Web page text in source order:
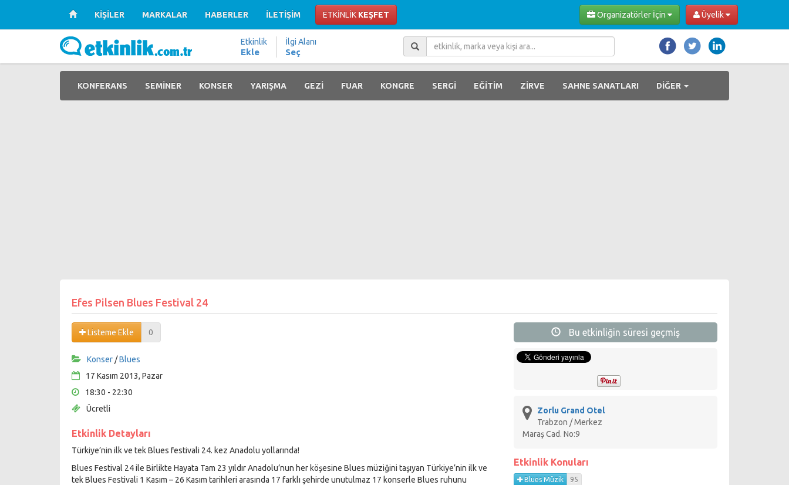
KİŞİLER MARKALAR HABERLER İLETİŞİM ETKİNLİK KEŞFET Üyelik
Organizatörler İçin
Etkinlik
Ekle
İlgi Alanı
Seç
KONFERANS SEMİNER KONSER YARIŞMA GEZİ FUAR KONGRE SERGİ EĞİTİM ZİRVE SAHNE SANATLARI DİĞER
Efes Pilsen Blues Festival 24
Listeme Ekle 0
Konser /Blues
17 Kasım 2013, Pazar
18:30 - 22:30
Ücretli
Etkinlik Detayları
Türkiye’nin ilk ve tek Blues festivali 24. kez Anadolu yollarında!
Blues Festival 24 ile Birlikte Hayata Tam 23 yıldır Anadolu’nun her köşesine Blues müziğini taşıyan Türkiye’nin ilk ve
tek Blues Festivali 1 Kasım – 26 Kasım tarihleri arasında 17 farklı şehirde unutulmaz 17 konserle Blues ruhunu
Bu etkinliğin süresi geçmiş
Zorlu Grand Otel
Trabzon / Merkez
Maraş Cad. No:9
Etkinlik Konuları
Blues Müzik 95